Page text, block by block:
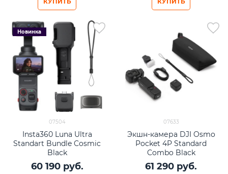
Новинка
07504
Insta360 Luna Ultra
Standart Bundle Cosmic
Black
60 190 руб.
07633
Экшн-камера DJI Osmo
Pocket 4P Standard
Combo Black
61 290 руб.